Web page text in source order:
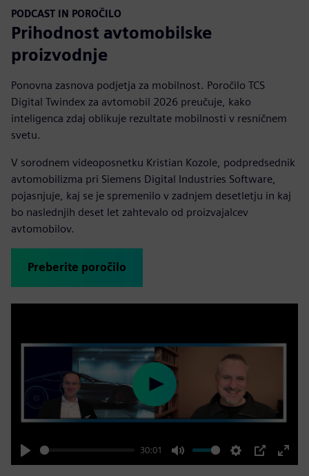
PODCAST IN POROČILO
Prihodnost avtomobilske
proizvodnje
Ponovna zasnova podjetja za mobilnost. Poročilo TCS
Digital Twindex za avtomobil 2026 preučuje, kako
inteligenca zdaj oblikuje rezultate mobilnosti v resničnem
svetu.
V sorodnem videoposnetku Kristian Kozole, podpredsednik
avtomobilizma pri Siemens Digital Industries Software,
pojasnjuje, kaj se je spremenilo v zadnjem desetletju in kaj
bo naslednjih deset let zahtevalo od proizvajalcev
avtomobilov.
Preberite poročilo
Play
30:01
Mute Settings
PIP
Enter
Play